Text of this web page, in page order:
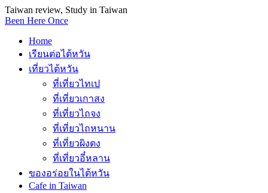
Taiwan review, Study in Taiwan
Been Here Once
Home
เรียนต่อไต้หวัน
เที่ยวไต้หวัน
ที่เที่ยวไทเป
ที่เที่ยวเกาสง
ที่เที่ยวไถจง
ที่เที่ยวไถหนาน
ที่เที่ยวผิงตง
ที่เที่ยวอี๋หลาน
ของอร่อยในไต้หวัน
Cafe in Taiwan